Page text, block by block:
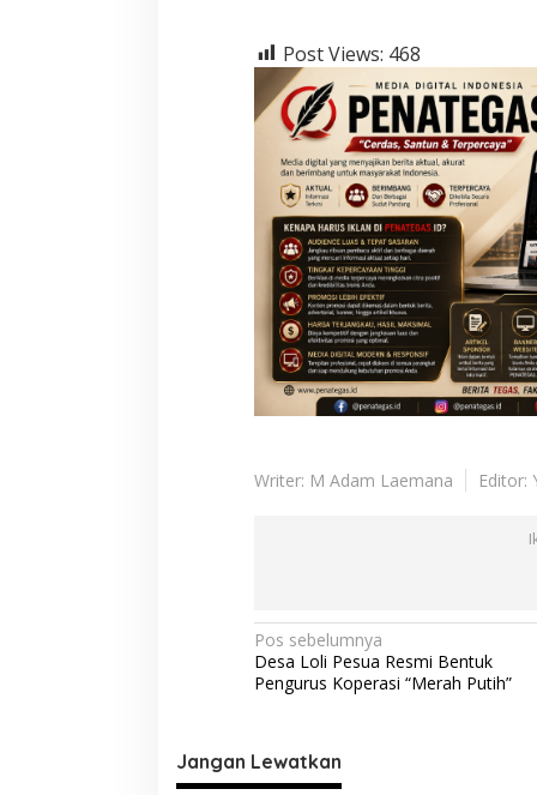
Post Views: 468
Writer: M Adam Laemana Editor:
N
a
i
g
Pos sebelumnya
Desa Loli Pesua Resmi Bentuk
Pengurus Koperasi “Merah Putih”
Jangan Lewatkan